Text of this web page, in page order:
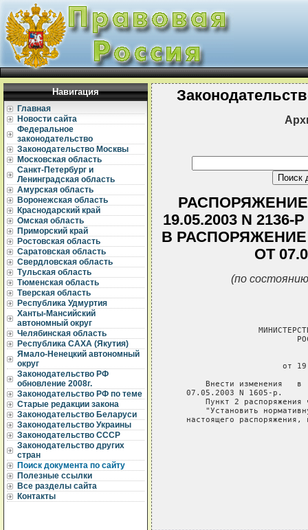
Навигация
Главная
Новости сайта
Федеральное
законодательство
Законодательство Москвы
Московская область
Санкт-Петербург и
Ленинградская область
Амурская область
Воронежская область
Краснодарский край
Омская область
Приморский край
Ростовская область
Саратовская область
Свердловская область
Тульская область
Тюменская область
Тверская область
Республика Удмуртия
Ханты-Мансийский
автономный округ
Челябинская область
Республика САХА (Якутия)
Ямало-Ненецкий автономный
округ
Законодательство РФ
обновление 2008г.
Законодательство РФ по теме
Старые редакции закона
Законодательство Беларуси
Законодательство Украины
Законодательство СССР
Законодательство других
стран
Поиск документа по сайту
Полезные ссылки
Все разделы сайта
Контакты
19.05.2003 N
В
ОТ
(по
от
Внести изменения   в
   07.05.2003 N 1605-р.
Пункт 2 распоряжения
"Установить
настоящего распоряжения,